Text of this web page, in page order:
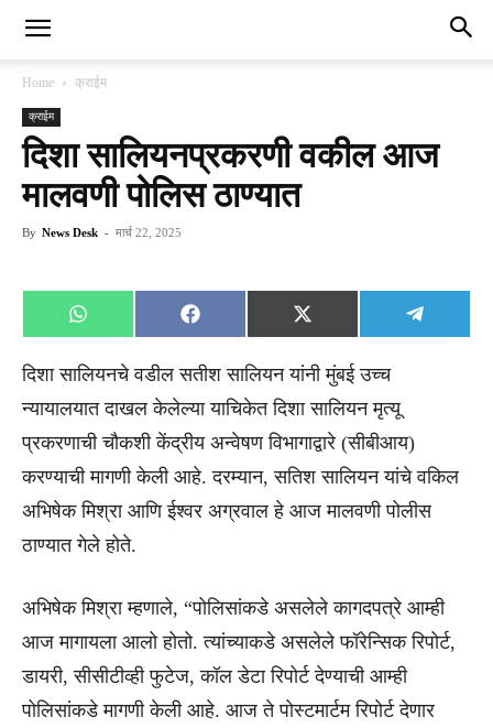
Home क्राईम
क्राईम
दिशा सालियनप्रकरणी वकील आज
मालवणी पोलिस ठाण्यात
By News Desk - मार्च 22, 2025
Share
on
WhatsApp
Share
on
Facebook
Share
on
X
(Twitter)
Share
on
दिशा सालियनचे वडील सतीश सालियन यांनी मुंबई उच्च
न्यायालयात दाखल केलेल्या याचिकेत दिशा सालियन मृत्यू
प्रकरणाची चौकशी केंद्रीय अन्वेषण विभागाद्वारे (सीबीआय)
करण्याची मागणी केली आहे. दरम्यान, सतिश सालियन यांचे वकिल
अभिषेक मिश्रा आणि ईश्वर अग्रवाल हे आज मालवणी पोलीस
ठाण्यात गेले होते.
अभिषेक मिश्रा म्हणाले, “पोलिसांकडे असलेले कागदपत्रे आम्ही
आज मागायला आलो होतो. त्यांच्याकडे असलेले फॉरेन्सिक रिपोर्ट,
डायरी, सीसीटीव्ही फुटेज, कॉल डेटा रिपोर्ट देण्याची आम्ही
पोलिसांकडे मागणी केली आहे. आज ते पोस्टमार्टम रिपोर्ट देणार